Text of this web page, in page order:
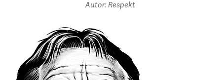
Autor: Respekt